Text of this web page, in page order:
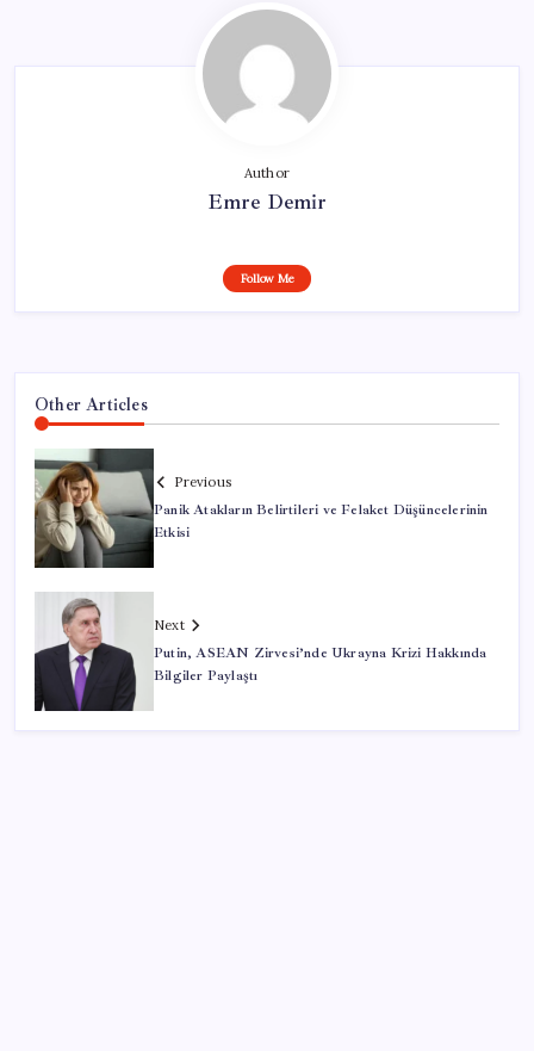
Author
Emre Demir
Follow Me
Other Articles
Previous
Panik Atakların Belirtileri ve Felaket Düşüncelerinin
Etkisi
Next
Putin, ASEAN Zirvesi’nde Ukrayna Krizi Hakkında
Bilgiler Paylaştı